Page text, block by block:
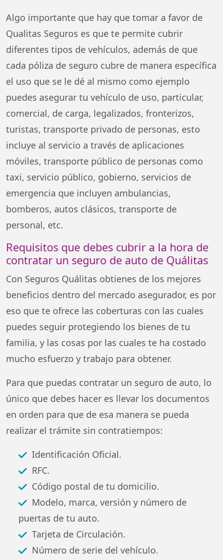
Algo importante que hay que tomar a favor de
Qualitas Seguros es que te permite cubrir
diferentes tipos de vehículos, además de que
cada póliza de seguro cubre de manera específica
el uso que se le dé al mismo como ejemplo
puedes asegurar tu vehículo de uso, particular,
comercial, de carga, legalizados, fronterizos,
turistas, transporte privado de personas, esto
incluye al servicio a través de aplicaciones
móviles, transporte público de personas como
taxi, servicio público, gobierno, servicios de
emergencia que incluyen ambulancias,
bomberos, autos clásicos, transporte de
personal, etc.
Requisitos que debes cubrir a la hora de
contratar un seguro de auto de Quálitas
Con Seguros Quálitas obtienes de los mejores
beneficios dentro del mercado asegurador, es por
eso que te ofrece las coberturas con las cuales
puedes seguir protegiendo los bienes de tu
familia, y las cosas por las cuales te ha costado
mucho esfuerzo y trabajo para obtener.
Para que puedas contratar un seguro de auto, lo
único que debes hacer es llevar los documentos
en orden para que de esa manera se pueda
realizar el trámite sin contratiempos:
Identificación Oficial.
RFC.
Código postal de tu domicilio.
Modelo, marca, versión y número de
puertas de tu auto.
Tarjeta de Circulación.
Número de serie del vehículo.